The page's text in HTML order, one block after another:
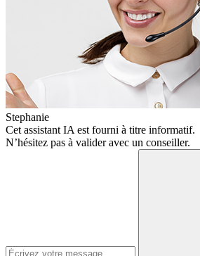
Stephanie
Cet assistant IA est fourni à titre informatif.
N’hésitez pas à valider avec un conseiller.